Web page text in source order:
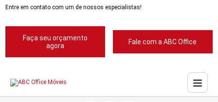
Entre em contato com um de nossos especialistas!
Faça seu orçamento
agora
Fale com a ABC Office